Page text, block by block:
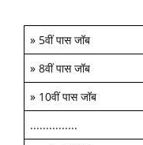
» 5वीं पास जॉब
» 8वीं पास जॉब
» 10वीं पास जॉब
...............